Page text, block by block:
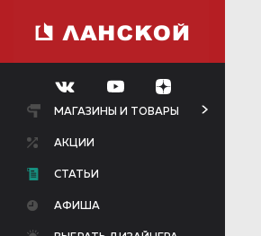
МАГАЗИНЫ И ТОВАРЫ
АКЦИИ
СТАТЬИ
АФИША